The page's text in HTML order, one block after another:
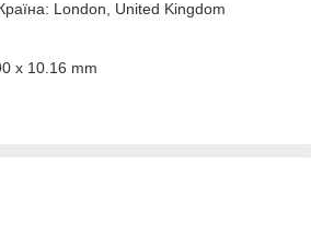
London, United Kingdom
x 10.16 mm